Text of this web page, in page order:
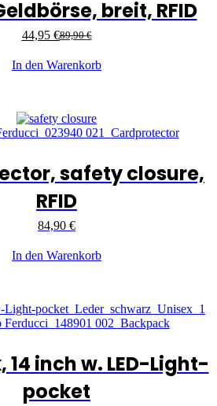
breit, RFID
89,90€
44,95 €
In den Warenkorb
safety closure,
RFID
84,90 €
In den Warenkorb
14 inch w. LED-Light-
pocket